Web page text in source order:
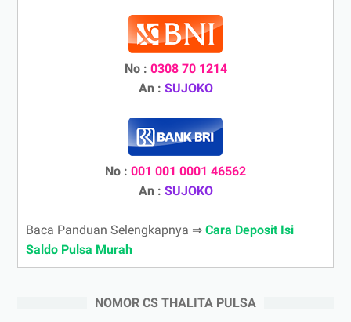
No : 0308 70 1214
An : SUJOKO
No : 001 001 0001 46562
An : SUJOKO
Baca Panduan Selengkapnya ⇒ Cara Deposit Isi
Saldo Pulsa Murah
NOMOR CS THALITA PULSA